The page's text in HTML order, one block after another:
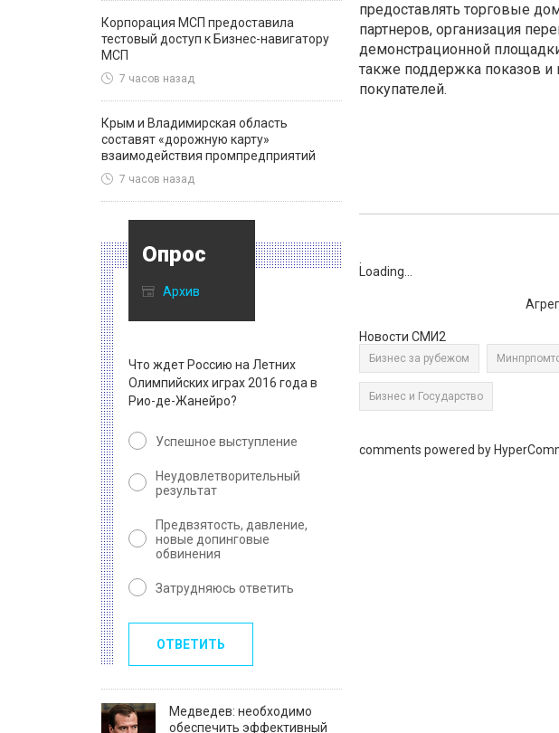
Корпорация МСП предоставила
тестовый доступ к Бизнес-навигатору
МСП
7 часов назад
Крым и Владимирская область
составят «дорожную карту»
взаимодействия промпредприятий
7 часов назад
Опрос
Архив
Что ждет Россию на Летних
Олимпийских играх 2016 года в
Рио-де-Жанейро?
Успешное выступление
Неудовлетворительный
результат
Предвзятость, давление,
новые допинговые
обвинения
Затрудняюсь ответить
ОТВЕТИТЬ
Медведев: необходимо
обеспечить эффективный
предоставлять торговые
партнеров, организация
демонстрационной
также поддержка показов и
покупателей.
: Loading...
Новости СМИ2
Бизнес за рубежом
Бизнес и Государство
comments powered by